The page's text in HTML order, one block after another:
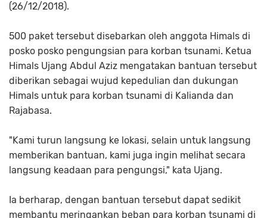
(26/12/2018).
500 paket tersebut disebarkan oleh anggota Himals di
posko posko pengungsian para korban tsunami. Ketua
Himals Ujang Abdul Aziz mengatakan bantuan tersebut
diberikan sebagai wujud kepedulian dan dukungan
Himals untuk para korban tsunami di Kalianda dan
Rajabasa.
"Kami turun langsung ke lokasi, selain untuk langsung
memberikan bantuan, kami juga ingin melihat secara
langsung keadaan para pengungsi," kata Ujang.
Ia berharap, dengan bantuan tersebut dapat sedikit
membantu meringankan beban para korban tsunami di